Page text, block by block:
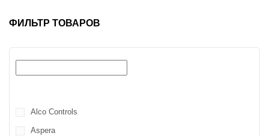
ФИЛЬТР ТОВАРОВ
Alco Controls
Aspera